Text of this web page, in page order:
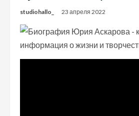
studiohallo_ 23 апреля 2022